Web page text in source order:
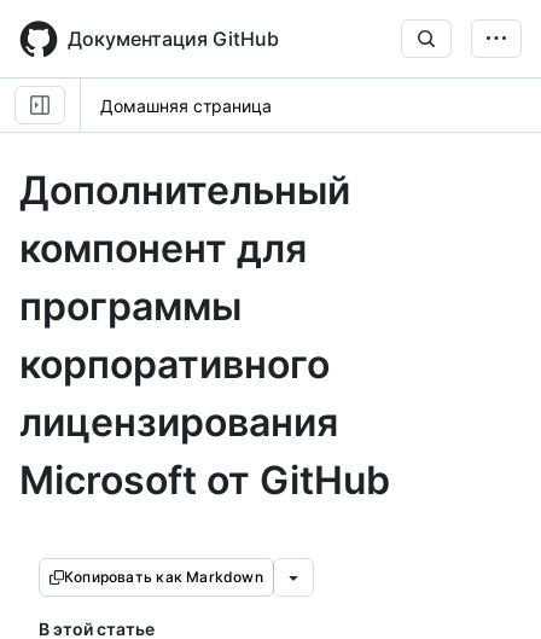
main
content
Документация GitHub
Домашняя страница
Дополнительный
компонент для
программы
корпоративного
лицензирования
Microsoft от GitHub
Копировать как Markdown
В этой статье